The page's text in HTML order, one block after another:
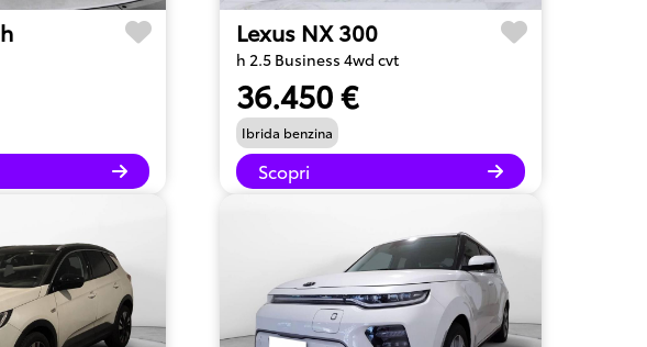
Lexus NX 300
h 2.5 Business 4wd cvt
36.450 €
Ibrida benzina
Scopri